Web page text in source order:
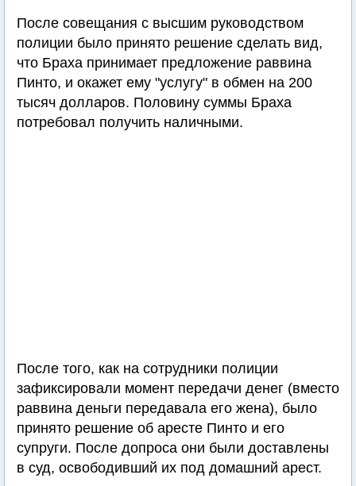
После совещания с высшим руководством
полиции было принято решение сделать вид,
что Браха принимает предложение раввина
Пинто, и окажет ему "услугу" в обмен на 200
тысяч долларов. Половину суммы Браха
потребовал получить наличными.
После того, как на сотрудники полиции
зафиксировали момент передачи денег (вместо
раввина деньги передавала его жена), было
принято решение об аресте Пинто и его
супруги. После допроса они были доставлены
в суд, освободивший их под домашний арест.